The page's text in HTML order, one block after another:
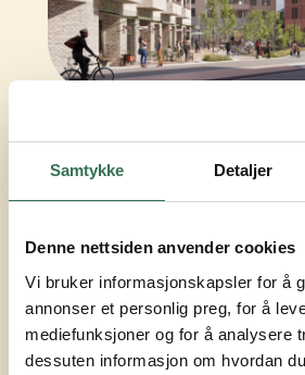
Samtykke Detaljer
Denne nettsiden anvender cookies
Vi bruker informasjonskapsler for å
annonser et personlig preg, for å
mediefunksjoner og for å analysere
dessuten informasjon om hvordan
Til salgs
Les mer på hjemmesiden